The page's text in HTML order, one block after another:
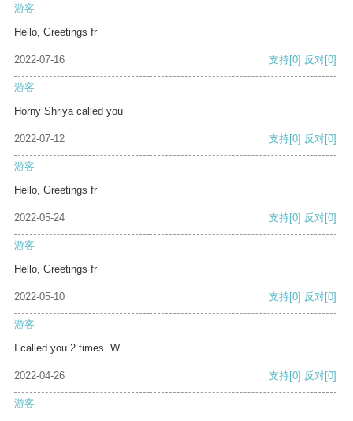
游客
Hello, Greetings fr
2022-07-16 支持[0] 反对[0]
游客
Horny Shriya called you
2022-07-12 支持[0] 反对[0]
游客
Hello, Greetings fr
2022-05-24 支持[0] 反对[0]
游客
Hello, Greetings fr
2022-05-10 支持[0] 反对[0]
游客
I called you 2 times. W
2022-04-26 支持[0] 反对[0]
游客